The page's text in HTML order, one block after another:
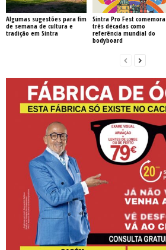
Algumas sugestões para fim
de semana de cultura e
tradição em Sintra
Sintra Pro Fest comemora
três décadas como
referência mundial do
bodyboard